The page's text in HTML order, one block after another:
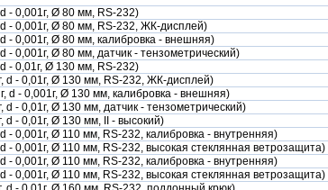
- 0,001г, Ø 80 мм, RS-232)
- 0,001г, Ø 80 мм, RS-232, ЖК-дисплей)
- 0,001г, Ø 80 мм, калибровка - внешняя)
0,001г, Ø 80 мм, датчик - тензометрический)
- 0,01г, Ø 130 мм, RS-232)
- 0,01г, Ø 130 мм, RS-232, ЖК-дисплей)
d - 0,001г, Ø 130 мм, калибровка - внешняя)
- 0,01г, Ø 130 мм, датчик - тензометрический)
- 0,01г, Ø 130 мм, II - высокий)
0,001г, Ø 110 мм, RS-232, калибровка - внутренняя)
0,001г, Ø 110 мм, RS-232, высокая стеклянная ветрозащита)
0,001г, Ø 110 мм, RS-232, калибровка - внутренняя)
0,001г, Ø 110 мм, RS-232, высокая стеклянная ветрозащита)